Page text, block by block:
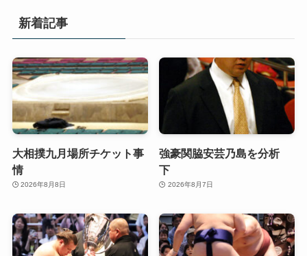
新着記事
大相撲九月場所チケット事
情
2026年8月8日
強豪関脇安芸乃島を分析
下
2026年8月7日